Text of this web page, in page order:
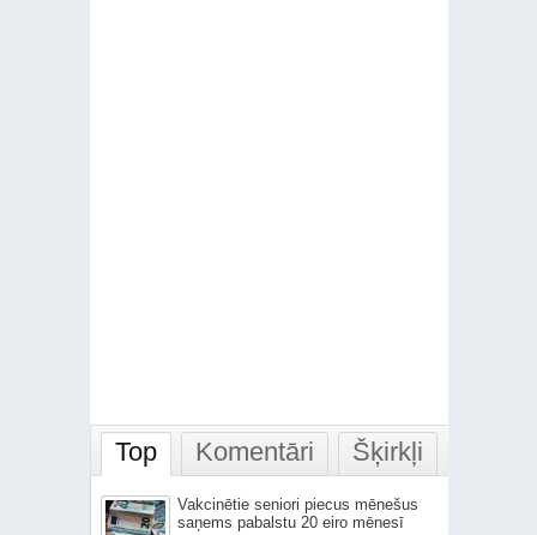
Top Komentāri Šķirkļi
Vakcinētie seniori piecus mēnešus
saņems pabalstu 20 eiro mēnesī